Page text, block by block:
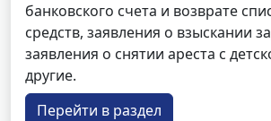
банковского счета и возврате
средств, заявления о взыскании
заявления о снятии ареста с
другие.
Перейти в раздел